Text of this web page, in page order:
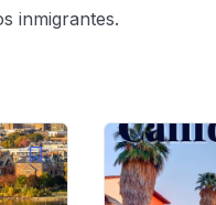
inmigrantes.